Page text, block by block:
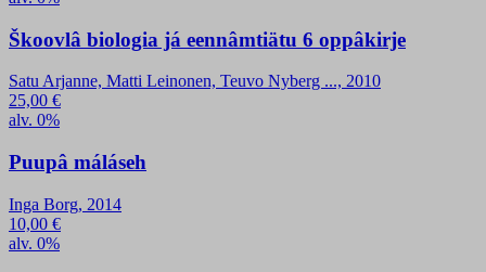
Škoovlâ biologia já eennâmtiätu 6 oppâkirje
Satu Arjanne, Matti Leinonen, Teuvo Nyberg ..., 2010
25,00 €
alv. 0%
Puupâ máláseh
Inga Borg, 2014
10,00 €
alv. 0%